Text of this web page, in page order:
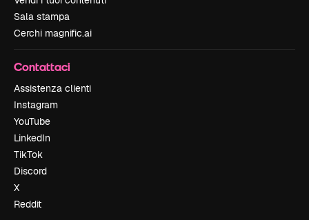
Sala stampa
Cerchi magnific.ai
Contattaci
Assistenza clienti
Instagram
YouTube
LinkedIn
TikTok
Discord
X
Reddit